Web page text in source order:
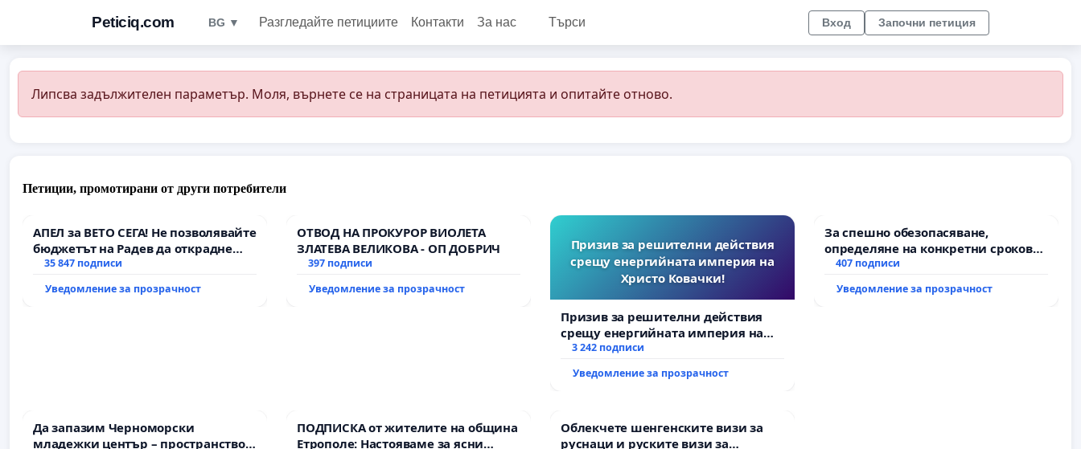
Peticiq.com BG ▼ Разгледайте петициите Контакти За нас Търси Вход Започни петиция
Липсва задължителен параметър. Моля, върнете се на страницата на петицията и опитайте отново.
Петиции, промотирани от други потребители
АПЕЛ за ВЕТО СЕГА! Не позволявайте
бюджетът на Радев да открадне
парите и правата ни в тъмното
35 847 подписи
Уведомление за прозрачност
ОТВОД НА ПРОКУРОР ВИОЛЕТА
ЗЛАТЕВА ВЕЛИКОВА - ОП ДОБРИЧ
397 подписи
Уведомление за прозрачност
Призив за решителни действия
срещу енергийната империя на
Христо Ковачки!
Призив за решителни действия
срещу енергийната империя на
Христо Ковачки!
3 242 подписи
Уведомление за прозрачност
За спешно обезопасяване,
определяне на конкретни срокове
и извършване на цялостна
републиканския път между пътен
407 подписи
Уведомление за прозрачност
Да запазим Черноморски
младежки център – пространство
ПОДПИСКА от жителите на община
Етрополе: Настояваме за ясни
Облекчете шенгенските визи за
руснаци и руските визи за